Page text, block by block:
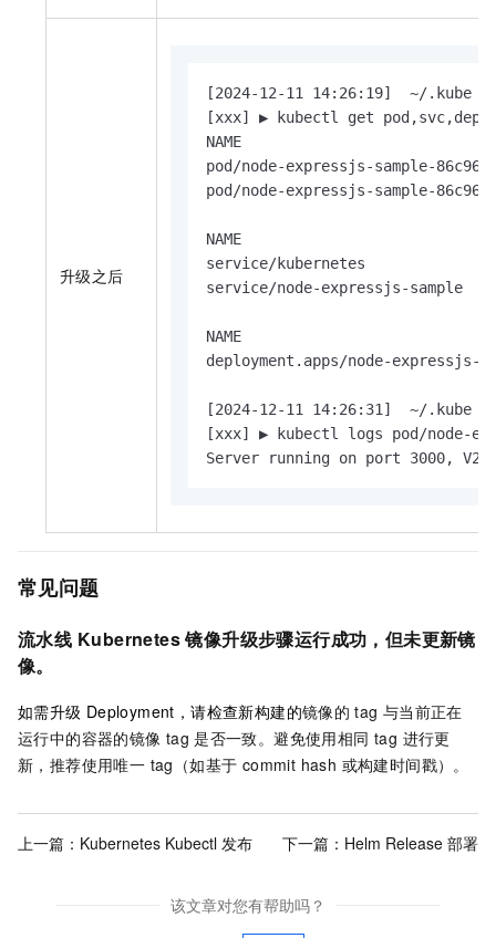
升级之后
[2024-12-11 14:26:19]  ~/.kube
[xxx] ▶ kubectl get
NAME
pod/node-expressjs-sample-
pod/node-expressjs-sample-
NAME                            TYPE
service/kubernetes
service/node-expressjs-sample
NAME
deployment.apps/node-
[2024-12-11 14:26:31]  ~/.kube
[xxx] ▶ kubectl logs pod/node-
Server running on port 3000, V2
常见问题
流水线 Kubernetes 镜像升级步骤运行成功，但未更新镜
像。
如需升级 Deployment，请检查新构建的镜像的 tag 与当前正在
运行中的容器的镜像 tag 是否一致。避免使用相同 tag 进行更
新，推荐使用唯一 tag（如基于 commit hash 或构建时间戳）。
上一篇： Kubernetes Kubectl 发布 下一篇： Helm Release 部署
该文章对您有帮助吗？